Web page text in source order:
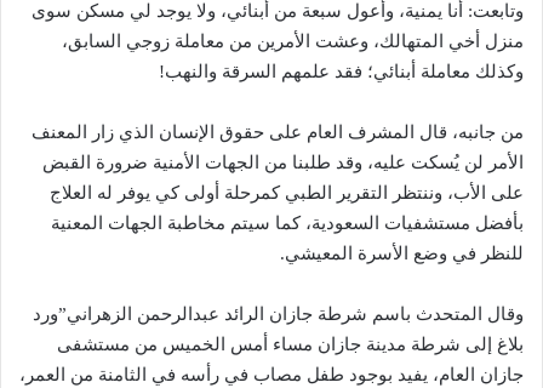
وتابعت: أنا يمنية، وأعول سبعة من أبنائي، ولا يوجد لي مسكن سوى
منزل أخي المتهالك، وعشت الأمرين من معاملة زوجي السابق،
وكذلك معاملة أبنائي؛ فقد علمهم السرقة والنهب!
من جانبه، قال المشرف العام على حقوق الإنسان الذي زار المعنف
الأمر لن يُسكت عليه، وقد طلبنا من الجهات الأمنية ضرورة القبض
على الأب، وننتظر التقرير الطبي كمرحلة أولى كي يوفر له العلاج
بأفضل مستشفيات السعودية، كما سيتم مخاطبة الجهات المعنية
للنظر في وضع الأسرة المعيشي.
وقال المتحدث باسم شرطة جازان الرائد عبدالرحمن الزهراني”ورد
بلاغ إلى شرطة مدينة جازان مساء أمس الخميس من مستشفى
جازان العام، يفيد بوجود طفل مصاب في رأسه في الثامنة من العمر،